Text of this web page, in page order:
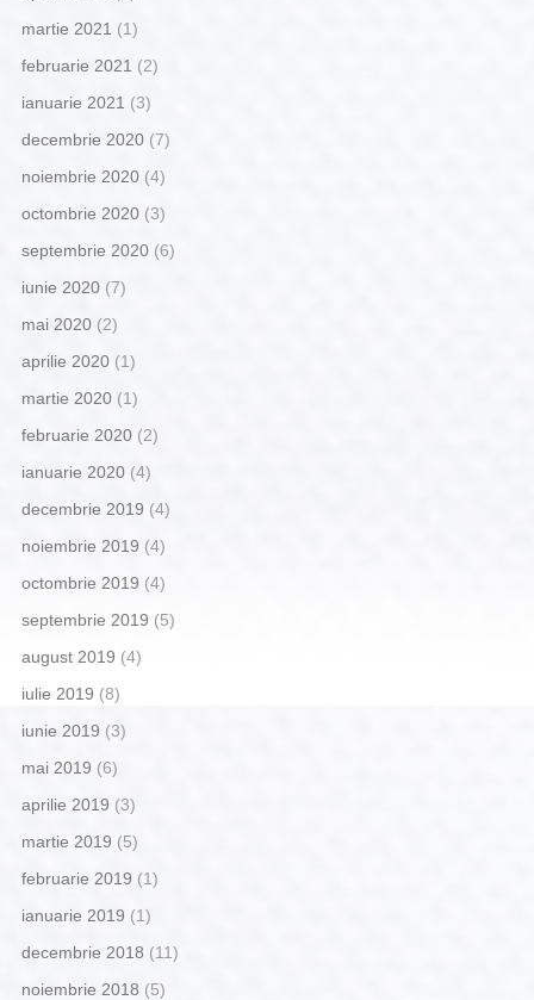
martie 2021 (1)
februarie 2021 (2)
ianuarie 2021 (3)
decembrie 2020(7)
noiembrie 2020(4)
octombrie 2020(3)
septembrie 2020(6)
iunie 2020(7)
mai 2020(2)
aprilie 2020(1)
martie 2020(1)
februarie 2020(2)
ianuarie 2020(4)
decembrie 2019 (4)
noiembrie 2019 (4)
octombrie 2019 (4)
septembrie 2019 (5)
august 2019 (4)
iulie 2019 (8)
iunie 2019 (3)
mai 2019 (6)
aprilie 2019 (3)
martie 2019 (5)
februarie 2019 (1)
ianuarie 2019 (1)
decembrie 2018 (11)
noiembrie 2018 (5)